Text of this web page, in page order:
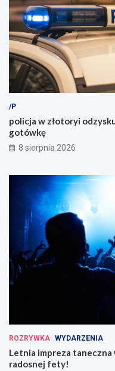
/P
policja w złotoryi
gotówkę
8 sierpnia 2026
ROZRYWKA WYDARZENIA
Letnia impreza taneczna
radosnej fety!